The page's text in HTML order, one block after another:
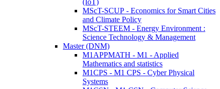
(IoT)
MScT-SCUP - Economics for Smart Cities
and Climate Policy
MScT-STEEM - Energy Environment :
Science Technology & Management
Master (DNM)
M1APPMATH - M1 - Applied
Mathematics and statistics
M1CPS - M1 CPS - Cyber Physical
Systems